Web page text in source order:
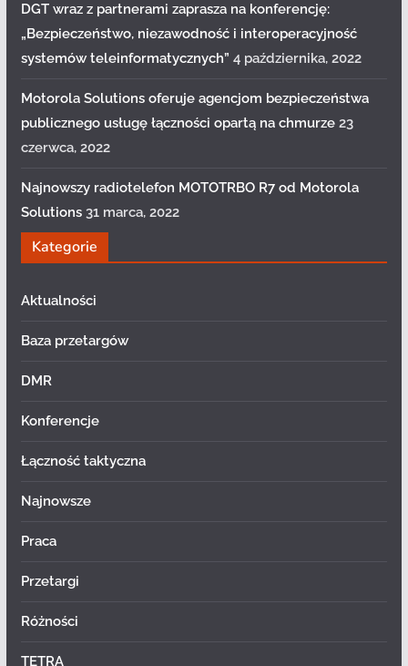
DGT wraz z partnerami zaprasza na konferencję:
„Bezpieczeństwo, niezawodność i interoperacyjność
systemów teleinformatycznych” 4 października, 2022
Motorola Solutions oferuje agencjom bezpieczeństwa
publicznego usługę łączności opartą na chmurze 23
czerwca, 2022
Najnowszy radiotelefon MOTOTRBO R7 od Motorola
Solutions 31 marca, 2022
Kategorie
Aktualności
Baza przetargów
DMR
Konferencje
Łączność taktyczna
Najnowsze
Praca
Przetargi
Różności
TETRA